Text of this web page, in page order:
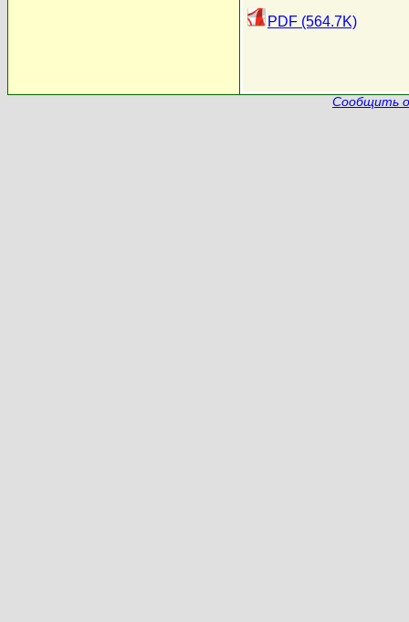
PDF (564.7K)
Сообщить о